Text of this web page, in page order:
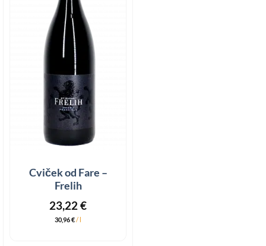
Cviček od Fare –
Frelih
23,22 €
30,96€/